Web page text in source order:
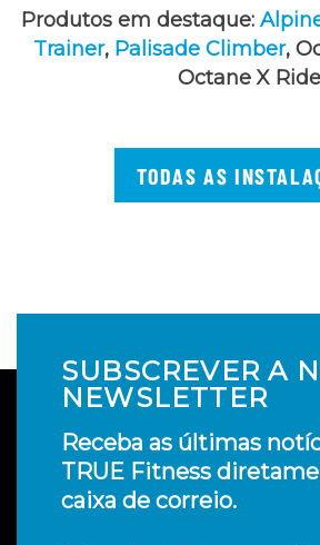
Produtos em destaque:
Trainer, Palisade Climber,
Octane X Ride
TODAS AS
SUBSCREVER A
NEWSLETTER
Receba as últimas
TRUE Fitness
caixa de correio.